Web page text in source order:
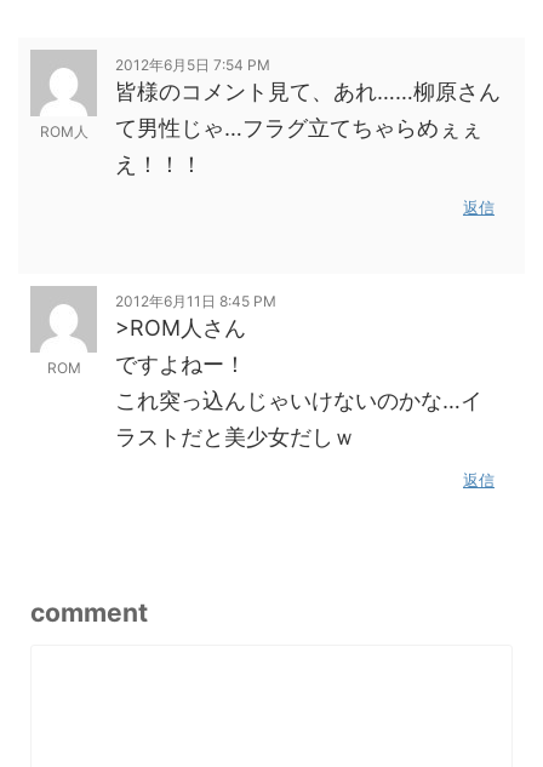
ROM人
2012年6月5日 7:54 PM
皆様のコメント見て、あれ……柳原さん
て男性じゃ…フラグ立てちゃらめぇぇ
え！！！
返信
ROM
2012年6月11日 8:45 PM
>ROM人さん
ですよねー！
これ突っ込んじゃいけないのかな…イ
ラストだと美少女だしｗ
返信
comment